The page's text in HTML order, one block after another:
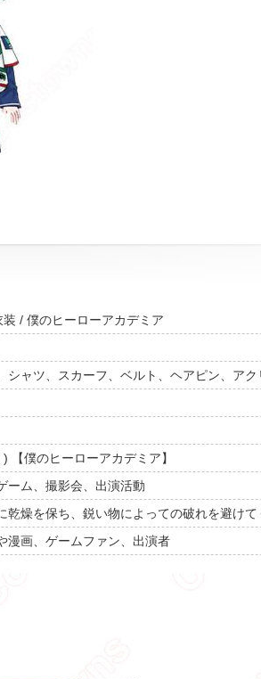
/ 僕のヒーローアカデミア
シャツ、スカーフ、ベルト、ヘアピン、アク
【僕のヒーローアカデミア】
ーム、撮影会、出演活動
乾燥を保ち、鋭い物によっての破れを避けて
漫画、ゲームファン、出演者